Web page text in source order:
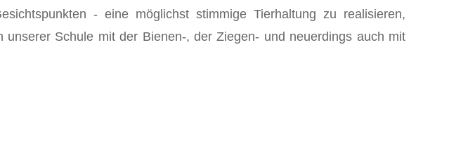
- eine möglichst stimmige Tierhaltung zu realisieren,
Schule mit der Bienen-, der Ziegen- und neu­erdings auch mit